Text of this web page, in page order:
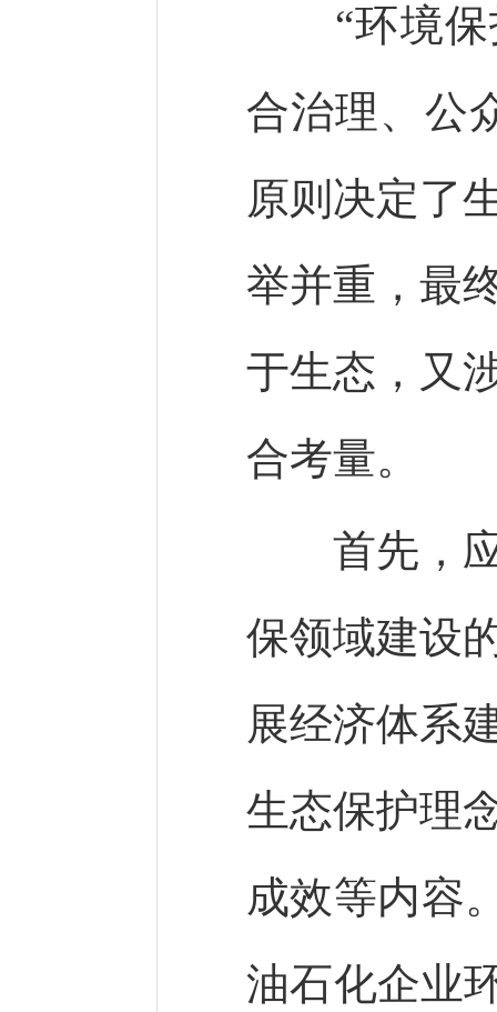
“环境保
合治理、公
原则决定了
举并重，最
于生态，又
合考量。
首先，应
保领域建设
展经济体系
生态保护理
成效等内容
油石化企业